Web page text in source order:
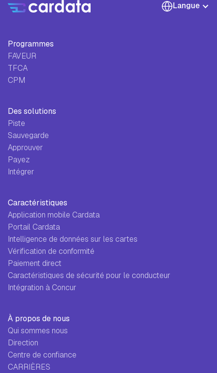
Langue
Programmes
FAVEUR
TFCA
CPM
Des solutions
Piste
Sauvegarde
Approuver
Payez
Intégrer
Caractéristiques
Application mobile Cardata
Portail Cardata
Intelligence de données sur les cartes
Vérification de conformité
Paiement direct
Caractéristiques de sécurité pour le conducteur
Intégration à Concur
À propos de nous
Qui sommes nous
Direction
Centre de confiance
CARRIÈRES